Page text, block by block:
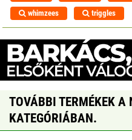
whimzees
triggles
TOVÁBBI TERMÉKEK A
KATEGÓRIÁBAN.